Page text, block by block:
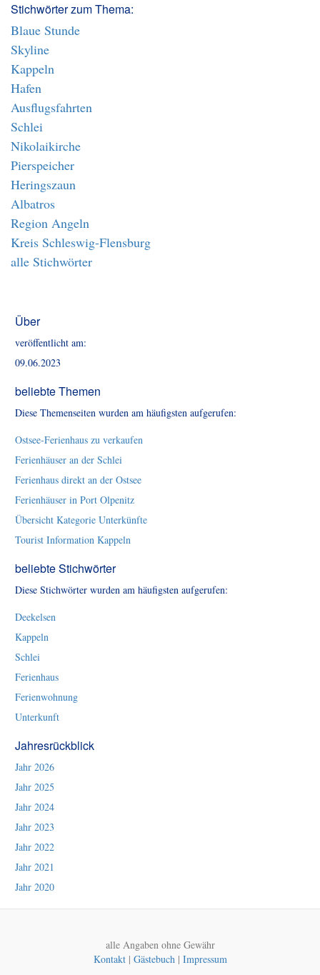
Stichwörter zum Thema:
Blaue Stunde
Skyline
Kappeln
Hafen
Ausflugsfahrten
Schlei
Nikolaikirche
Pierspeicher
Heringszaun
Albatros
Region Angeln
Kreis Schleswig-Flensburg
alle Stichwörter
Über
veröffentlicht am:
09.06.2023
beliebte Themen
Diese Themenseiten wurden am häufigsten aufgerufen:
Ostsee-Ferienhaus zu verkaufen
Ferienhäuser an der Schlei
Ferienhaus direkt an der Ostsee
Ferienhäuser in Port Olpenitz
Übersicht Kategorie Unterkünfte
Tourist Information Kappeln
beliebte Stichwörter
Diese Stichwörter wurden am häufigsten aufgerufen:
Deekelsen
Kappeln
Schlei
Ferienhaus
Ferienwohnung
Unterkunft
Jahresrückblick
Jahr 2026
Jahr 2025
Jahr 2024
Jahr 2023
Jahr 2022
Jahr 2021
Jahr 2020
alle Angaben ohne Gewähr
Kontakt| Gästebuch| Impressum